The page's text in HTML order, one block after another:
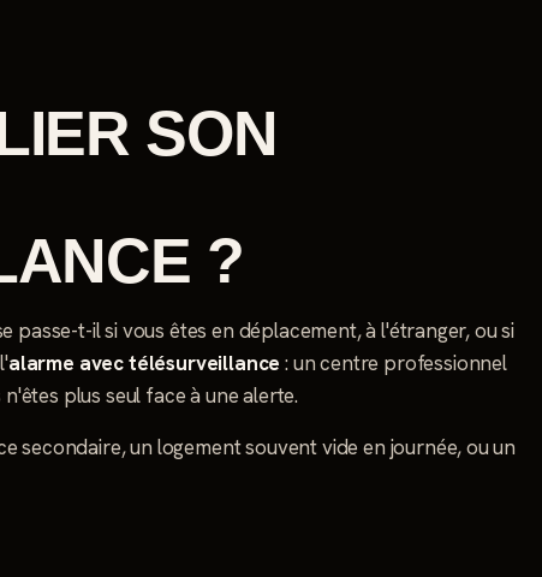
SON
?
passe-t-il si vous êtes en déplacement, à l'étranger, ou si
alarme avec télésurveillance : un centre professionnel
plus seul face à une alerte.
secondaire, un logement souvent vide en journée, ou un